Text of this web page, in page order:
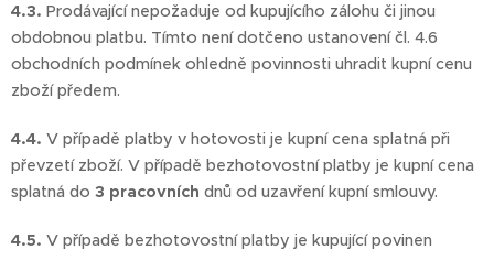
4.3. Prodávající nepožaduje od kupujícího zálohu či jinou
obdobnou platbu. Tímto není dotčeno ustanovení čl. 4.6
obchodních podmínek ohledně povinnosti uhradit kupní cenu
zboží předem.
4.4. V případě platby v hotovosti je kupní cena splatná při
převzetí zboží. V případě bezhotovostní platby je kupní cena
splatná do 3 pracovních dnů od uzavření kupní smlouvy.
4.5. V případě bezhotovostní platby je kupující povinen